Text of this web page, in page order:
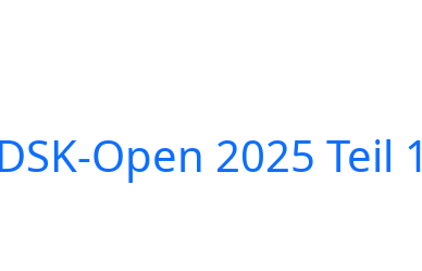
Open 2025 Teil 1